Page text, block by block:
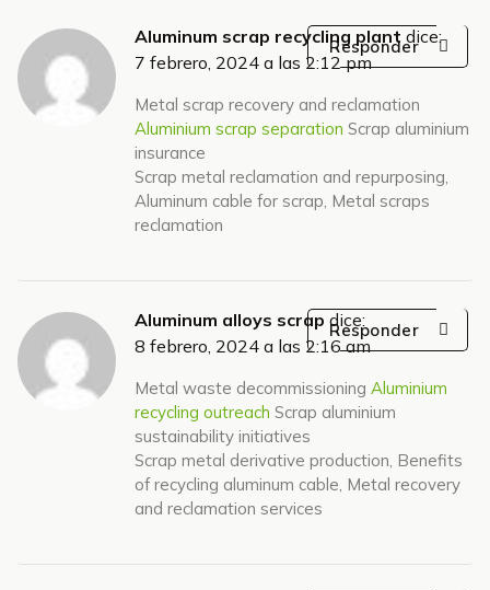
Aluminum scrap recycling plant dice:
7 febrero, 2024 a las 2:12 pm
Metal scrap recovery and reclamation
Aluminium scrap separation Scrap aluminium
insurance
Scrap metal reclamation and repurposing,
Aluminum cable for scrap, Metal scraps
reclamation
Responder
Aluminum alloys scrap dice:
8 febrero, 2024 a las 2:16 am
Metal waste decommissioning Aluminium
recycling outreach Scrap aluminium
sustainability initiatives
Scrap metal derivative production, Benefits
of recycling aluminum cable, Metal recovery
and reclamation services
Responder